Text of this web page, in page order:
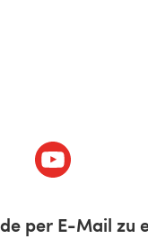
Tab)(öffnet sich in
per E-Mail zu